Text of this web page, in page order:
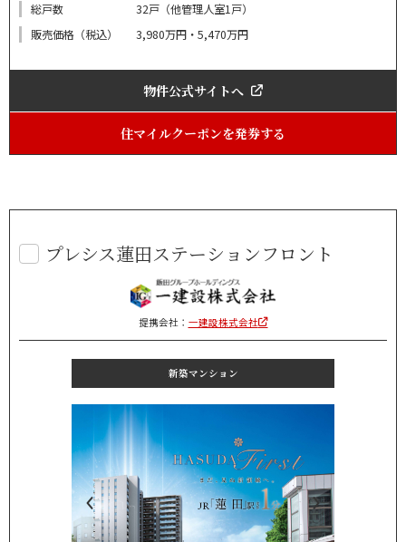
総戸数
32戸（他管理人室1戸）
販売価格（税込）
3,980万円・5,470万円
物件公式サイトへ
住マイルクーポンを発券する
プレシス蓮田ステーションフロント
提携会社： 一建設株式会社
新築マンション